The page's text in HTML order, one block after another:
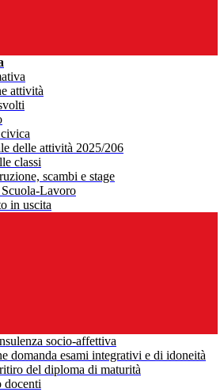
attività
delle attività 2025/206
classi
scambi e stage
Lavoro
in uscita
socio-affettiva
domanda esami integrativi e di idoneità
del diploma di maturità
docenti